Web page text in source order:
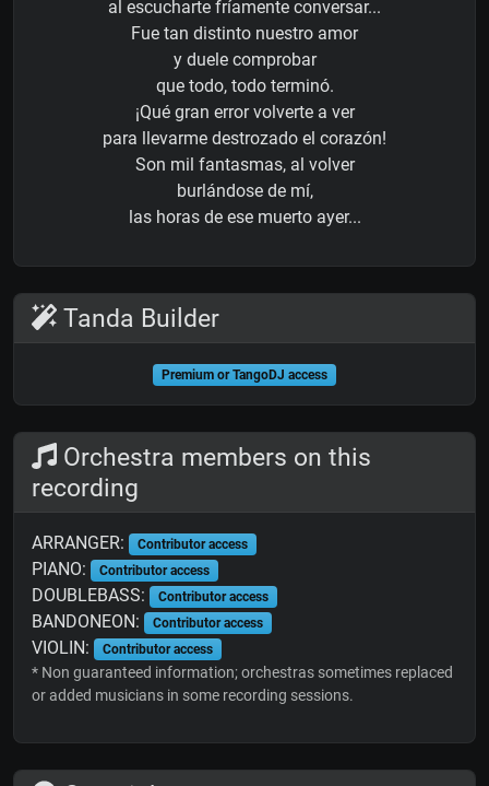
al escucharte fríamente conversar...
Fue tan distinto nuestro amor
y duele comprobar
que todo, todo terminó.
¡Qué gran error volverte a ver
para llevarme destrozado el corazón!
Son mil fantasmas, al volver
burlándose de mí,
las horas de ese muerto ayer...
Tanda Builder
Premium or TangoDJ access
Orchestra members on this
recording
ARRANGER: Contributor access
PIANO: Contributor access
DOUBLEBASS: Contributor access
BANDONEON: Contributor access
VIOLIN: Contributor access
* Non guaranteed information; orchestras sometimes replaced
or added musicians in some recording sessions.